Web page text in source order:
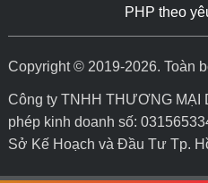
PHP theo
Copyright © 2019-2026. Toàn
Công ty TNHH THƯƠNG MẠI
phép kinh doanh số:
Sở Kế Hoạch và Đầu Tư Tp.